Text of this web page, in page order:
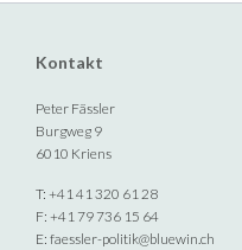
Kontakt
Peter Fässler
Burgweg 9
6010 Kriens
T: +41 41 320 61 28
F: +41 79 736 15 64
E: faessler-politik@bluewin.ch